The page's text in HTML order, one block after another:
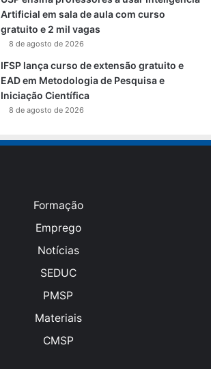
Artificial em sala de aula com curso
gratuito e 2 mil vagas
8 de agosto de 2026
IFSP lança curso de extensão gratuito e
EAD em Metodologia de Pesquisa e
Iniciação Científica
8 de agosto de 2026
Formação
Emprego
Notícias
SEDUC
PMSP
Materiais
CMSP